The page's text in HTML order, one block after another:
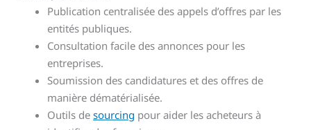
Publication centralisée des appels d’offres par les
entités publiques.
Consultation facile des annonces pour les
entreprises.
Soumission des candidatures et des offres de
manière dématérialisée.
Outils desourcing pour aider les acheteurs à